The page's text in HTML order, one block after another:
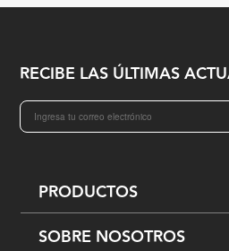
RECIBE LAS ÚLTIMAS
PRODUCTOS
SOBRE NOSOTROS